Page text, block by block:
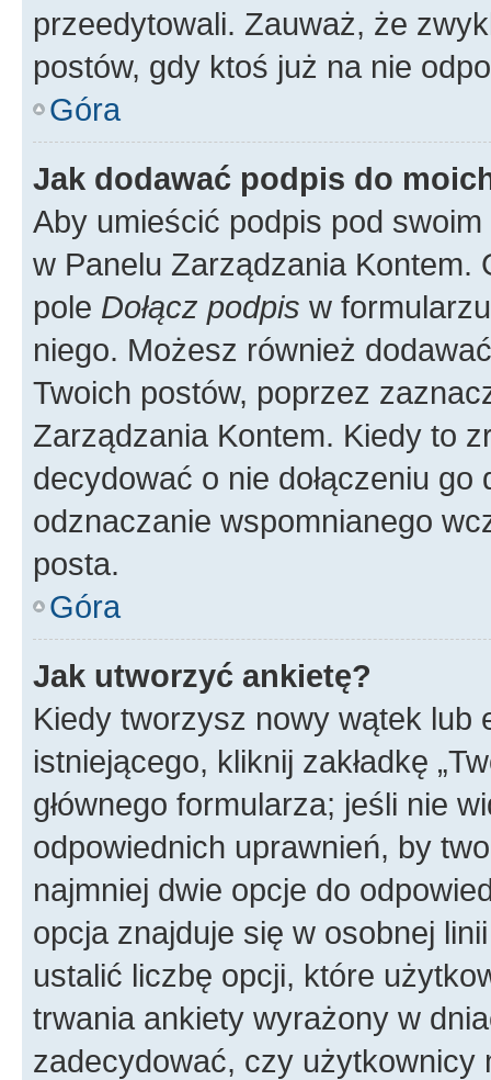
przeedytowali. Zauważ, że
postów, gdy ktoś już na nie
Góra
Jak dodawać podpis do
Aby umieścić podpis pod
w Panelu Zarządzania
pole Dołącz podpis w
niego. Możesz również
Twoich postów, poprzez
Zarządzania Kontem. Kiedy to
decydować o nie dołączeniu
odznaczanie wspomnianego
posta.
Góra
Jak utworzyć ankietę?
Kiedy tworzysz nowy wątek lub
istniejącego, kliknij zakładkę
głównego formularza; jeśli nie
odpowiednich uprawnień, by
najmniej dwie opcje do
opcja znajduje się w osobnej
ustalić liczbę opcji, które
trwania ankiety wyrażony w
zadecydować, czy użytkownicy